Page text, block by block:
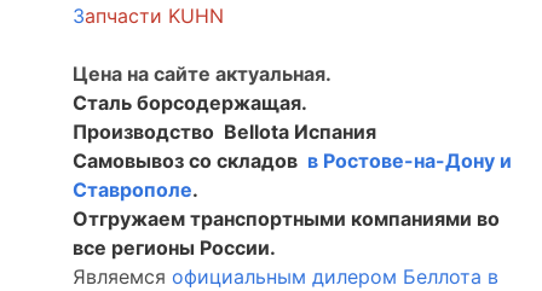
Запчасти KUHN
Цена на сайте актуальная.
Сталь борсодержащая.
Производство Bellota Испания
Самовывоз со складов в Ростове-на-Дону и
Ставрополе.
Отгружаем транспортными компаниями во
все регионы России.
Являемся официальным дилером Беллота в